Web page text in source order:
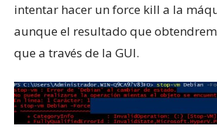
intentar hacer un force kill a la
aunque el resultado que
que a través de la GUI.